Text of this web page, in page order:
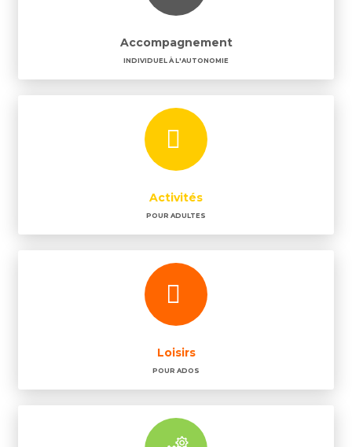
Accompagnement
INDIVIDUEL À L'AUTONOMIE
Activités
POUR ADULTES
Loisirs
POUR ADOS